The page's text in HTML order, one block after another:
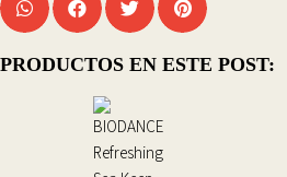
PRODUCTOS EN ESTE POST: